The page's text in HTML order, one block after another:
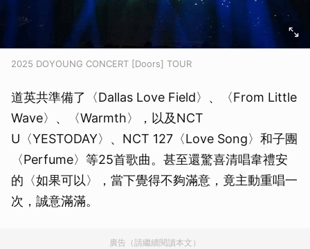
2025 DOYOUNG CONCERT [Doors] TOUR
道英共準備了〈Dallas Love Field〉、〈From Little
Wave〉、〈Warmth〉，以及NCT
U〈YESTODAY〉、NCT 127〈Love Song〉和子團
〈Perfume〉等25首歌曲。甚至還驚喜清唱韋禮安
的〈如果可以〉，當下覺得不夠滿意，竟主動重唱一
次，誠意滿滿。
廣告（請繼續閱讀本文）